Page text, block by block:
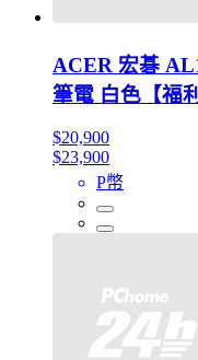
ACER 宏碁
筆電 白色【福
$20,900
$23,900
P幣